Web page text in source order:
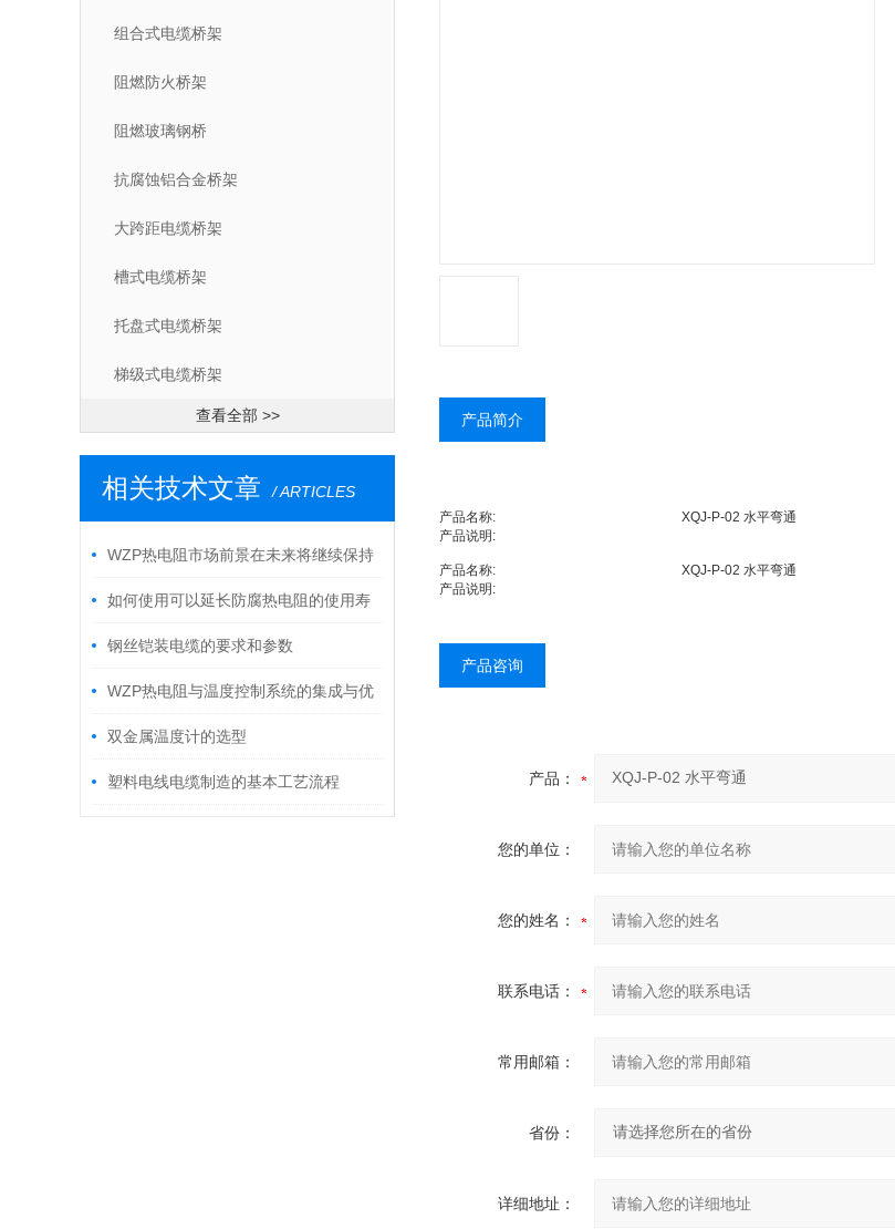
组合式电缆桥架
阻燃防火桥架
阻燃玻璃钢桥
抗腐蚀铝合金桥架
大跨距电缆桥架
槽式电缆桥架
托盘式电缆桥架
梯级式电缆桥架
查看全部 >>
相关技术文章 / ARTICLES
WZP热电阻市场前景在未来将继续保持
稳定增长
如何使用可以延长防腐热电阻的使用寿
命 钢丝铠装电缆的要求和参数
WZP热电阻与温度控制系统的集成与优
化 双金属温度计的选型
塑料电线电缆制造的基本工艺流程
产品简介
产品名称:
XQJ-P-02 水平弯通
产品说明:
产品名称:
XQJ-P-02 水平弯通
产品说明:
产品咨询
产品：
您的单位：
您的姓名：
联系电话：
常用邮箱：
省份：
详细地址：